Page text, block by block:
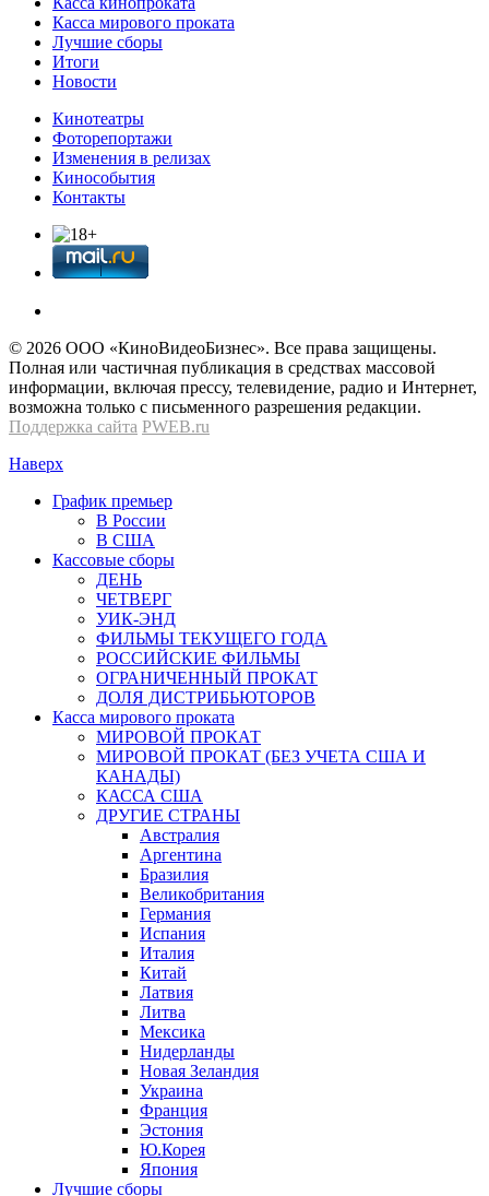
Касса мирового проката
Лучшие сборы
Итоги
Новости
Кинотеатры
Фоторепортажи
Изменения в релизах
Кинособытия
Контакты
© 2026 OOО «КиноВидеоБизнес». Все права защищены.
Полная или частичная публикация в средствах массовой
информации, включая прессу, телевидение, радио и Интернет,
возможна только с письменного разрешения редакции.
Поддержка сайта PWEB.ru
Наверх
График премьер
В России
В США
Кассовые сборы
ДЕНЬ
ЧЕТВЕРГ
УИК-ЭНД
ФИЛЬМЫ ТЕКУЩЕГО ГОДА
РОССИЙСКИЕ ФИЛЬМЫ
ОГРАНИЧЕННЫЙ ПРОКАТ
ДОЛЯ ДИСТРИБЬЮТОРОВ
Касса мирового проката
МИРОВОЙ ПРОКАТ
МИРОВОЙ ПРОКАТ (БЕЗ УЧЕТА США И
КАНАДЫ)
КАССА США
ДРУГИЕ СТРАНЫ
Австралия
Аргентина
Бразилия
Великобритания
Германия
Испания
Италия
Китай
Латвия
Литва
Мексика
Нидерланды
Новая Зеландия
Украина
Франция
Эстония
Ю.Корея
Япония
Лучшие сборы